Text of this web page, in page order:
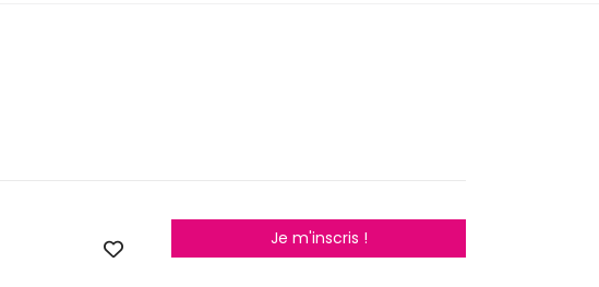
Je m'inscris !